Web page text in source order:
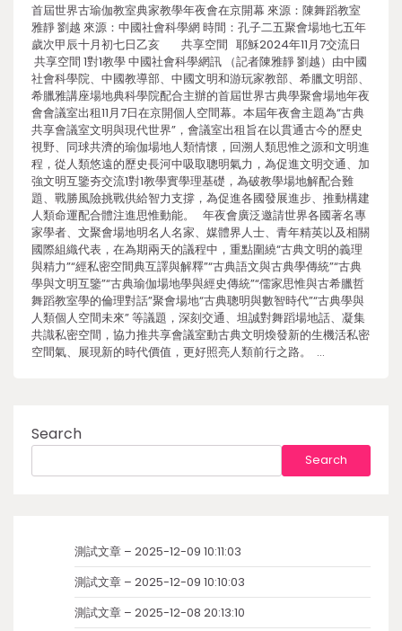
首屆世界古瑜伽教室典家教學年夜會在京開幕 來源：陳舞蹈教室
雅靜 劉越 來源：中國社會科學網 時間：孔子二五聚會場地七五年
歲次甲辰十月初七日乙亥 共享空間 耶穌2024年11月7交流日
共享空間 1對1教學 中國社會科學網訊 （記者陳雅靜 劉越）由中國
社會科學院、中國教導部、中國文明和游玩家教部、希臘文明部、
希臘雅講座場地典科學院配合主辦的首屆世界古典學聚會場地年夜
會會議室出租11月7日在京開個人空間幕。本屆年夜會主題為“古典
共享會議室文明與現代世界”，會議室出租旨在以貫通古今的歷史
視野、同球共濟的瑜伽場地人類情懷，回溯人類思惟之源和文明進
程，從人類悠遠的歷史長河中吸取聰明氣力，為促進文明交通、加
強文明互鑒夯交流1對1教學實學理基礎，為破教學場地解配合難
題、戰勝風險挑戰供給智力支撐，為促進各國發展進步、推動構建
人類命運配合體注進思惟動能。 年夜會廣泛邀請世界各國著名專
家學者、文聚會場地明名人名家、媒體界人士、青年精英以及相關
國際組織代表，在為期兩天的議程中，重點圍繞“古典文明的義理
與精力”“經私密空間典互譯與解釋”“古典語文與古典學傳統”“古典
學與文明互鑒”“古典瑜伽場地學與經史傳統”“儒家思惟與古希臘哲
舞蹈教室學的倫理對話”聚會場地“古典聰明與數智時代”“古典學與
人類個人空間未來” 等議題，深刻交通、坦誠對舞蹈場地話、凝集
共識私密空間，協力推共享會議室動古典文明煥發新的生機活私密
空間氣、展現新的時代價值，更好照亮人類前行之路。 …
Search
Search
測試文章 – 2025-12-09 10:11:03
測試文章 – 2025-12-09 10:10:03
測試文章 – 2025-12-08 20:13:10